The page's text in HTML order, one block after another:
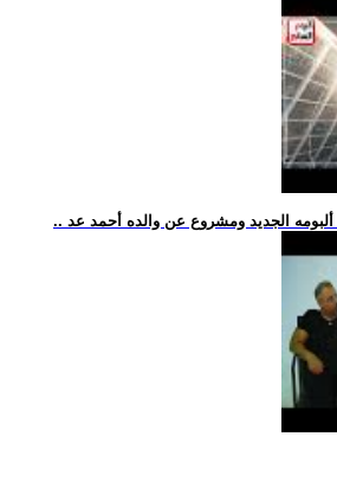
الجديد ومشروع عن والده أحمد عد